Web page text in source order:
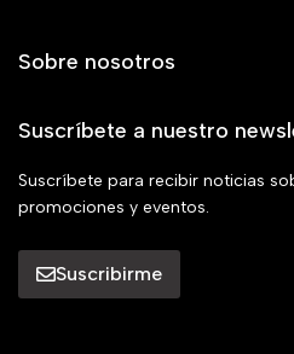
Sobre nosotros
Suscríbete a nuestro
Suscríbete para recibir noticias
promociones y eventos.
Suscribirme